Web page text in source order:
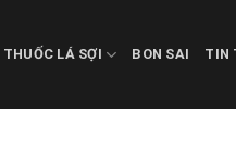
THUỐC LÁ SỢI BON SAI TIN